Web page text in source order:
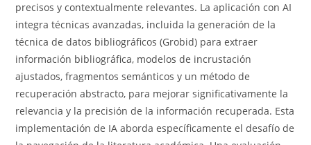
precisos y contextualmente relevantes. La aplicación con AI
integra técnicas avanzadas, incluida la generación de la
técnica de datos bibliográficos (Grobid) para extraer
información bibliográfica, modelos de incrustación
ajustados, fragmentos semánticos y un método de
recuperación abstracto, para mejorar significativamente la
relevancia y la precisión de la información recuperada. Esta
implementación de IA aborda específicamente el desafío de